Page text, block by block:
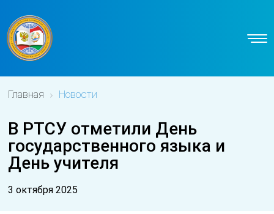
Главная Новости
В РТСУ отметили День
государственного языка и
День учителя
3 октября 2025